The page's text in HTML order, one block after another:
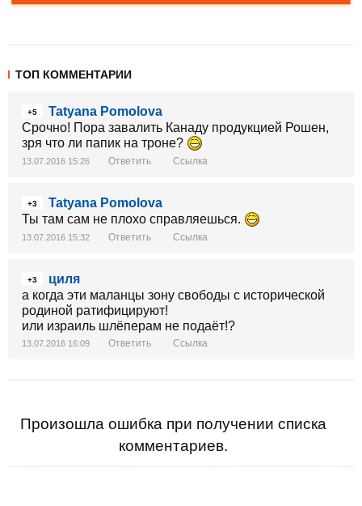
ТОП КОММЕНТАРИИ
+5
Tatyana Pomolova
Срочно! Пора завалить Канаду продукцией Рошен,
зря что ли папик на троне?
13.07.2016 15:26 Ответить Ссылка
+3
Tatyana Pomolova
Ты там сам не плохо справляешься.
13.07.2016 15:32 Ответить Ссылка
+3
циля
а когда эти маланцы зону свободы с исторической
родиной ратифицируют!
или израиль шлёперам не подаёт!?
13.07.2016 16:09 Ответить Ссылка
Произошла ошибка при получении списка
комментариев.